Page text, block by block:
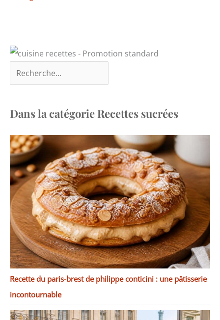
Dans la catégorie Recettes sucrées
Recette du paris-brest de philippe conticini : une pâtisserie
incontournable